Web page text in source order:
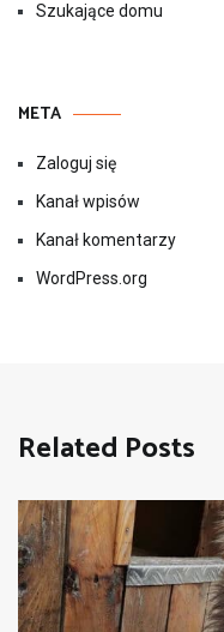
Szukające domu
META
Zaloguj się
Kanał wpisów
Kanał komentarzy
WordPress.org
Related Posts